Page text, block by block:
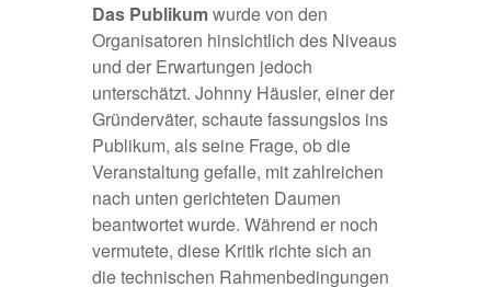
Das Publikumwurde von den
Organisatoren hinsichtlich des Niveaus
und der Erwartungen jedoch
unterschätzt. Johnny Häusler, einer der
Gründerväter, schaute fassungslos ins
Publikum, als seine Frage, ob die
Veranstaltung gefalle, mit zahlreichen
nach unten gerichteten Daumen
beantwortet wurde. Während er noch
vermutete, diese Kritik richte sich an
die technischen Rahmenbedingungen